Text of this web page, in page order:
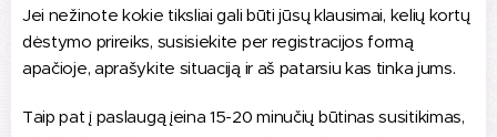
Jei nežinote kokie tiksliai gali būti jūsų klausimai, kelių kortų
dėstymo prireiks, susisiekite per registracijos formą
apačioje, aprašykite situaciją ir aš patarsiu kas tinka jums.
Taip pat į paslaugą įeina 15-20 minučių būtinas susitikimas,